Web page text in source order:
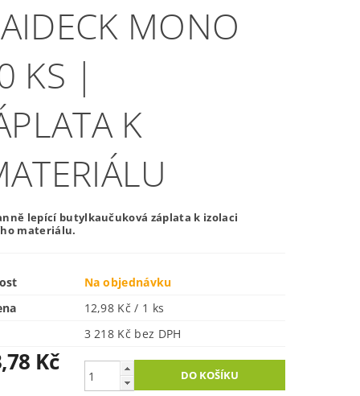
MONO
KS |
K
lepící butylkaučuková záplata k izolaci
materiálu.
Na objednávku
12,98 Kč / 1 ks
3 218 Kč bez DPH
Kč